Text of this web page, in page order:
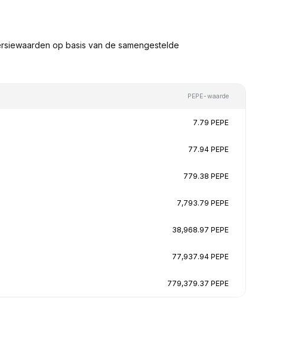
op basis van de samengestelde
PEPE-waarde
7.79 PEPE
77.94 PEPE
779.38 PEPE
7,793.79 PEPE
38,968.97 PEPE
77,937.94 PEPE
779,379.37 PEPE